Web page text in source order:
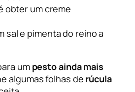
obter um creme
sal e pimenta do reino a
um pesto ainda mais
algumas folhas de rúcula